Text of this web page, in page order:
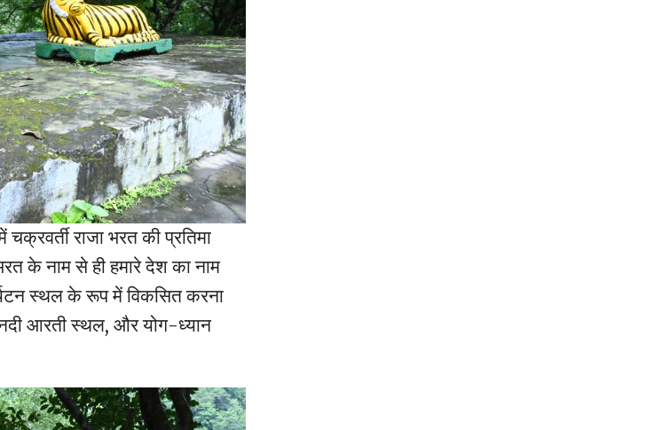
राजा भरत की प्रतिमा
के नाम से ही हमारे देश का नाम
स्थल के रूप में विकसित करना
नदी आरती स्थल, और योग-ध्यान